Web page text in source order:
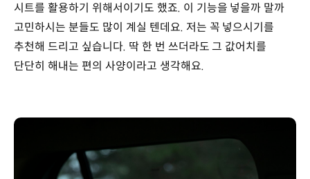
시트를 활용하기 위해서이기도 했죠. 이 기능을 넣을까 말까
고민하시는 분들도 많이 계실 텐데요. 저는 꼭 넣으시기를
추천해 드리고 싶습니다. 딱 한 번 쓰더라도 그 값어치를
단단히 해내는 편의 사양이라고 생각해요.